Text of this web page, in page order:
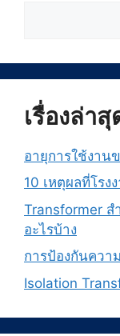
เรื่องล่าสุ
อายุการใช้งาน
10 เหตุผลที่โร
Transformer ส
อะไรบ้าง
การป้องกันควา
Isolation